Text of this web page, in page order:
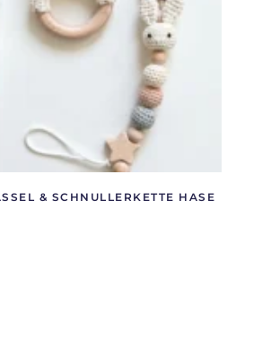
& SCHNULLERKETTE HASE